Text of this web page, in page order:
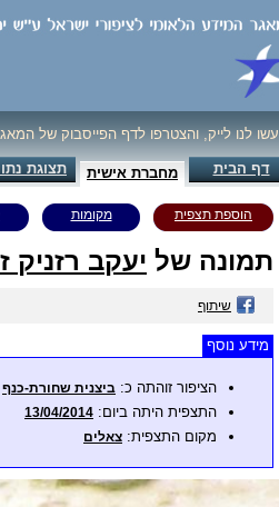
עשו לנו לייק, והצטרפו לדף הפייסבוק של
דף הבית מחברת אישית תצוגת
הוספת תצפית מקומות
תמונה של יעקב רזניק
שיתוף
מידע נוסף
הציפור זוהתה כ: ביצנית שחורת-כנף
התצפית היתה ביום: 13/04/2014
מקום התצפית: צאלים